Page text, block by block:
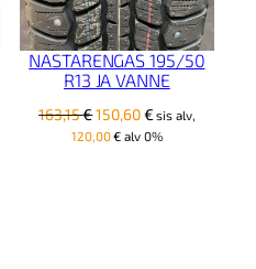
NASTARENGAS 195/50
R13 JA VANNE
163,15€Alkuperäinen
hinta
150,60€Nykyinen
hinta
sis alv,
120,00€ alv 0%